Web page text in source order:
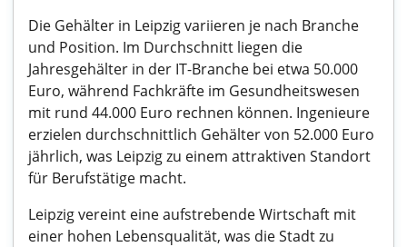
Die Gehälter in Leipzig variieren je nach Branche
und Position. Im Durchschnitt liegen die
Jahresgehälter in der IT-Branche bei etwa 50.000
Euro, während Fachkräfte im Gesundheitswesen
mit rund 44.000 Euro rechnen können. Ingenieure
erzielen durchschnittlich Gehälter von 52.000 Euro
jährlich, was Leipzig zu einem attraktiven Standort
für Berufstätige macht.
Leipzig vereint eine aufstrebende Wirtschaft mit
einer hohen Lebensqualität, was die Stadt zu